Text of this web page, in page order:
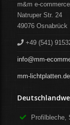
m&m e-
Natruper Str. 24
49076 Osnabrück
+49 (541)
info@mm-
mm-lichtplatten.de
Profilbleche,